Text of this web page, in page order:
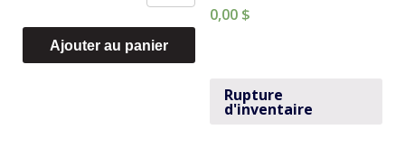
de
Saucisse
-
Ajouter au panier
0,00 $
Rupture
d'inventaire